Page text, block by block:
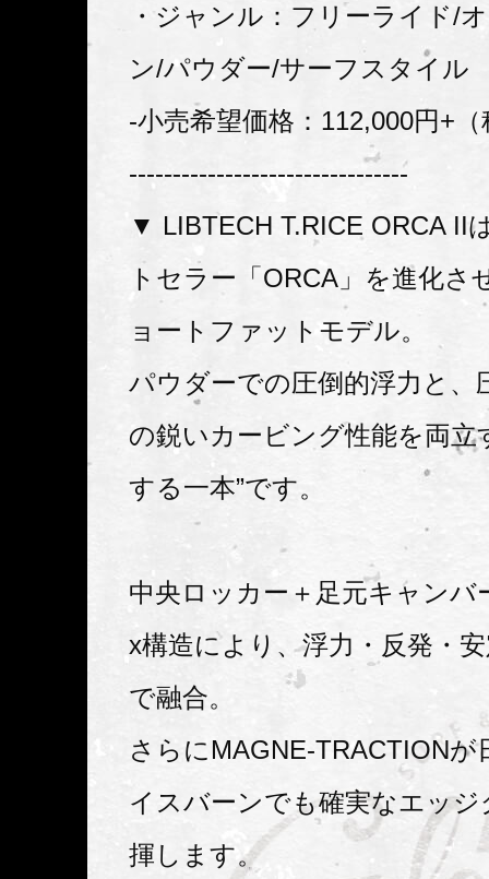
・ジャンル：フリーライド/
ン/パウダー/サーフスタイル
-小売希望価格：112,000円+（
--------------------------------
▼ LIBTECH T.RICE ORCA II
トセラー「ORCA」を進化さ
ョートファットモデル。
パウダーでの圧倒的浮力と、
の鋭いカービング性能を両立
する一本”です。
中央ロッカー＋足元キャンバ
x構造により、浮力・反発・
で融合。
さらにMAGNE-TRACTIONが
イスバーンでも確実なエッ
揮します。